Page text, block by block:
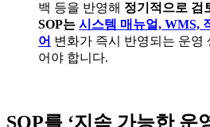
백 등을 반영해 정기적으로 검
SOP는 시스템 매뉴얼, WMS,
어 변화가 즉시 반영되는 운영
어야 합니다.
SOP를 ‘지속 가능한 운